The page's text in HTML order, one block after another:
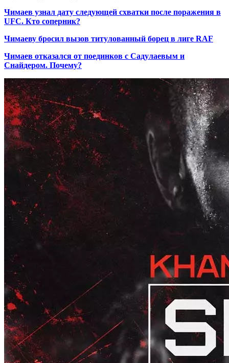
Чимаев узнал дату следующей схватки после поражения в
UFC. Кто соперник?
Чимаеву бросил вызов титулованный борец в лиге RAF
Чимаев отказался от поединков с Садулаевым и
Снайдером. Почему?